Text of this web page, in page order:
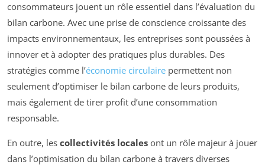
consommateurs jouent un rôle essentiel dans l’évaluation du
bilan carbone. Avec une prise de conscience croissante des
impacts environnementaux, les entreprises sont poussées à
innover et à adopter des pratiques plus durables. Des
stratégies comme l’économie circulaire permettent non
seulement d’optimiser le bilan carbone de leurs produits,
mais également de tirer profit d’une consommation
responsable.
En outre, les collectivités locales ont un rôle majeur à jouer
dans l’optimisation du bilan carbone à travers diverses